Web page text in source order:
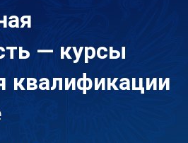
— курсы
квалификации